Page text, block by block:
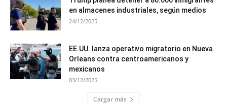
en almacenes industriales, según medios
24/12/2025
EE.UU. lanza operativo migratorio en Nueva
Orleans contra centroamericanos y
mexicanos
03/12/2025
Cargar más